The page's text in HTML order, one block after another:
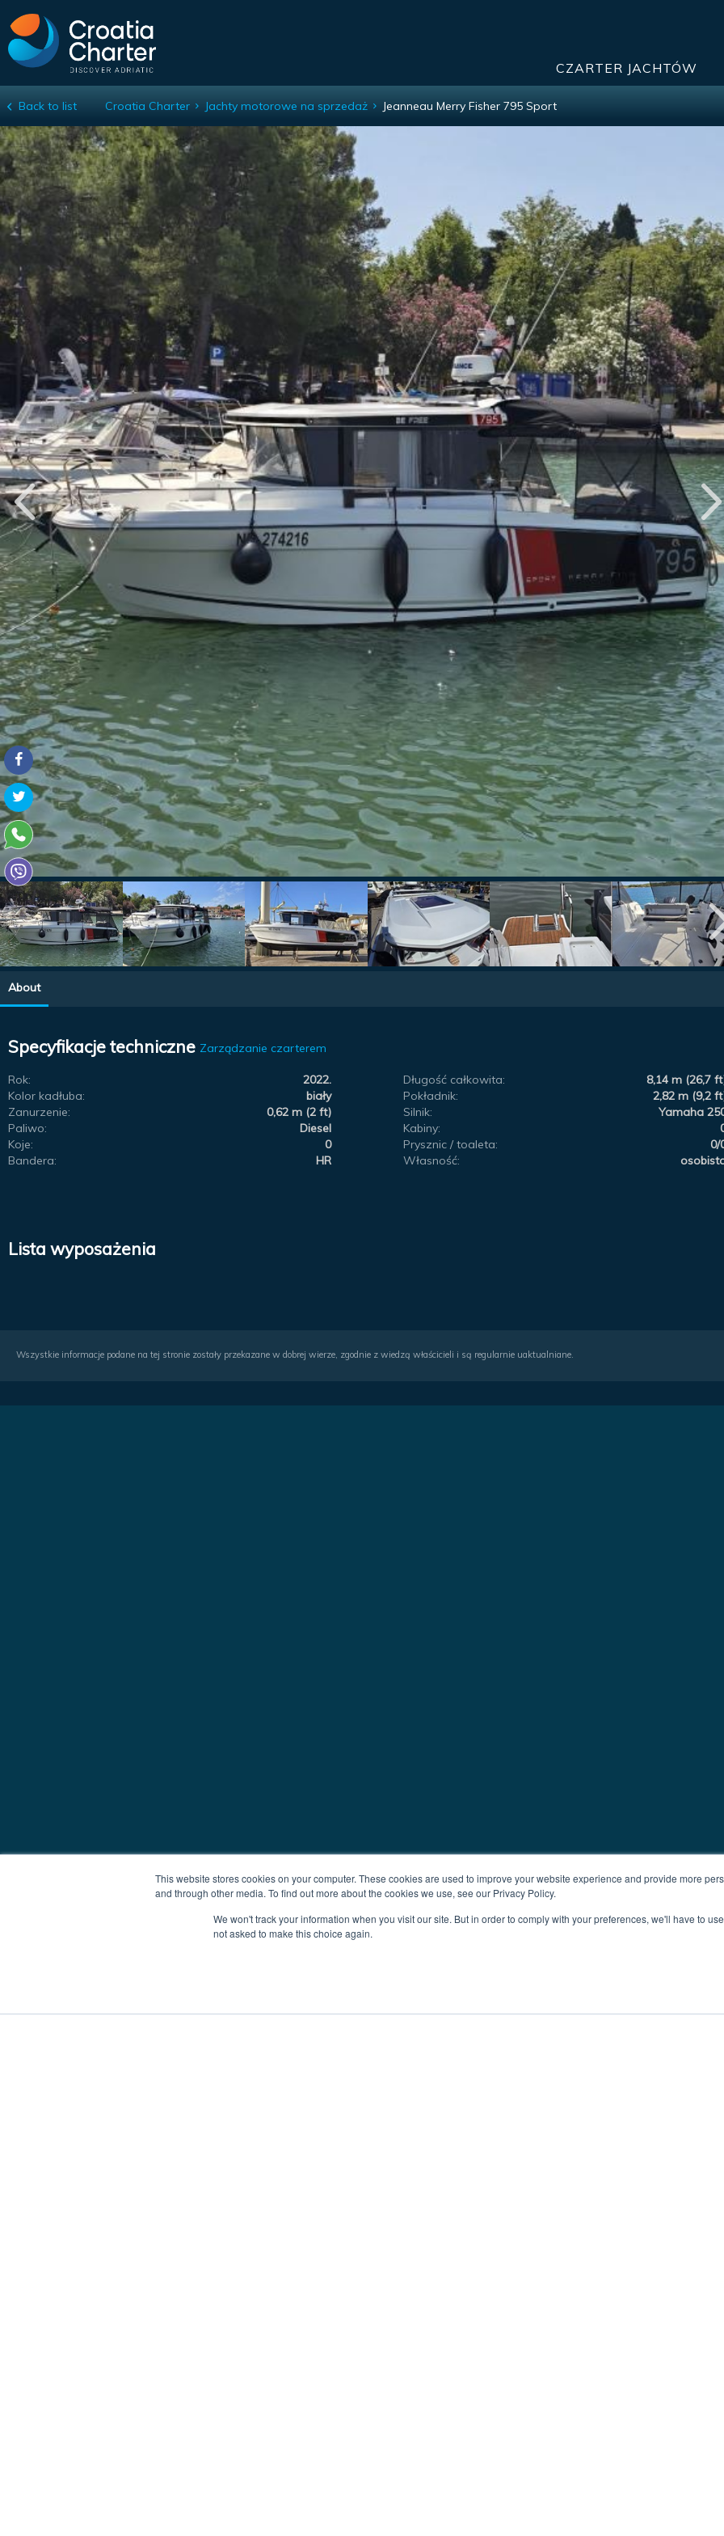
This website stores cookies on your computer. These cookies are used to improve your website experience and provide more
and through other media. To find out more about the cookies we use, see our Privacy Policy.
We won't track your information when you visit our site. But in order to comply with your preferences, we'll have to
not asked to make this choice again.
CZARTER JACHTÓW
Jeanneau Merry Fisher 795 Sport
Back to list Croatia Charter Jachty motorowe na sprzedaż Jeanneau Merry Fisher 795 Sport
About
Specyfikacje techniczne Zarządzanie czarterem
Rok: 2022. Długość całkowita:
8,14 m (26,7
Kolor kadłuba:
biały Pokładnik:
2,82 m (9,2
Zanurzenie:
0,62 m (2 ft) Silnik:
Yamaha
Paliwo:
Diesel Kabiny:
Koje:
0 Prysznic / toaleta:
0/
Bandera:
HR Własność:
Lista wyposażenia
Wszystkie informacje podane na tej stronie zostały przekazane w dobrej wierze, zgodnie z wiedzą właścicieli i są regularnie uaktualniane.